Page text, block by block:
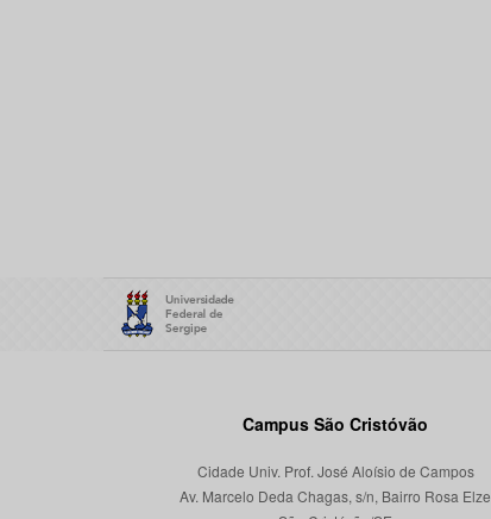
Campus São Cristóvão
Cidade Univ. Prof. José Aloísio de Campos
Av. Marcelo Deda Chagas, s/n, Bairro Rosa Elze